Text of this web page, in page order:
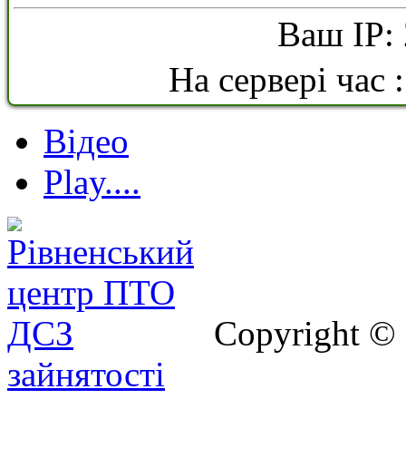
Ваш IP:
На сервері
Відео
Play....
Copyright
зайнятості